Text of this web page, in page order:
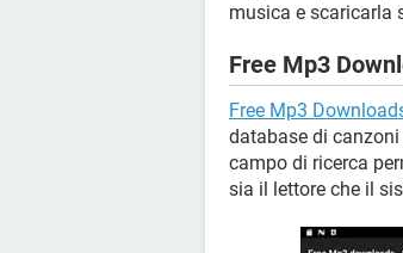
musica e scaricarla
Free Mp3
Free Mp3
database di
campo di ricerca
sia il lettore che il